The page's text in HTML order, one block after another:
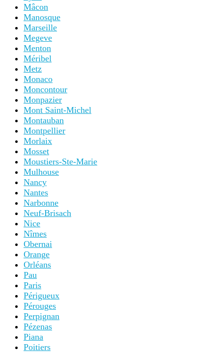
Mâcon
Manosque
Marseille
Megeve
Menton
Méribel
Metz
Monaco
Moncontour
Monpazier
Mont Saint-Michel
Montauban
Montpellier
Morlaix
Mosset
Moustiers-Ste-Marie
Mulhouse
Nancy
Nantes
Narbonne
Neuf-Brisach
Nice
Nîmes
Obernai
Orange
Orléans
Pau
Paris
Périgueux
Pérouges
Perpignan
Pézenas
Piana
Poitiers